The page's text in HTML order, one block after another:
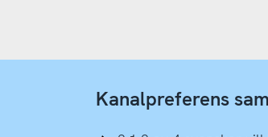
Kanalpreferens